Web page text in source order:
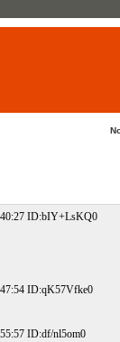
ID:bIY+LsKQ0
ID:qK57Vfke0
ID:df/nl5om0